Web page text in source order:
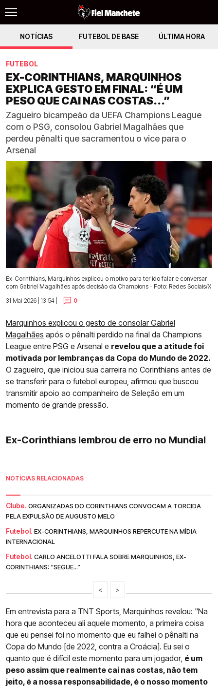
NOTÍCIAS FUTEBOL DE BASE ÚLTIMA HORA
FUTEBOL
EX-CORINTHIANS, MARQUINHOS
EXPLICA GESTO EM FINAL: “É UM
PESO QUE CAI NAS COSTAS...”
Zagueiro bicampeão da UEFA Champions League
com o PSG, consolou Gabriel Magalhães que
perdeu pênalti que sacramentou o vice para o
Arsenal
Ex-Corinthians, Marquinhos explicou o motivo para ter ido falar e conversar
com Gabriel Magalhães após decisão da Champions - Foto: Redes Sociais/X
31 Mai 2026 | 13:54 |
0
Marquinhos explicou o gesto de consolar Gabriel
Magalhães após o pênalti perdido na final da Champions
League entre PSG e Arsenal e revelou que a atitude foi
motivada por lembranças da Copa do Mundo de 2022.
O zagueiro, que iniciou sua carreira no Corinthians antes de
se transferir para o futebol europeu, afirmou que buscou
transmitir apoio ao companheiro de Seleção em um
momento de grande pressão.
Ex-Corinthians lembrou de erro no Mundial
NOTÍCIAS RELACIONADAS
Clube. ORGANIZADAS DO CORINTHIANS CONVOCAM A TORCIDA
PELA EXPULSÃO DE AUGUSTO MELO
Futebol. EX-CORINTHIANS, MARQUINHOS REPERCUTE NA MÍDIA
INTERNACIONAL
Futebol. CARLO ANCELOTTI FALA SOBRE MARQUINHOS, EX-
CORINTHIANS: “SEGUE...”
< >
Em entrevista para a TNT Sports, Marquinhos revelou: "Na
hora que aconteceu ali aquele momento, a primeira coisa
que eu pensei foi no momento que eu falhei o pênalti na
Copa do Mundo [de 2022, contra a Croácia]. Eu sei o
quanto que é difícil este momento para um jogador, é um
peso assim que realmente cai nas costas, não tem
jeito, é a nossa responsabilidade, é o nosso momento